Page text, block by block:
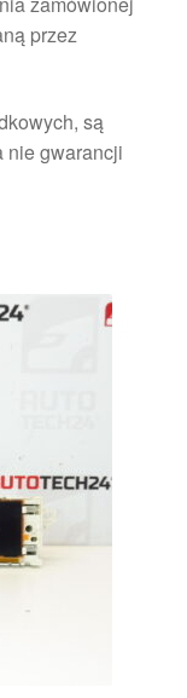
przez
są
nie gwarancji